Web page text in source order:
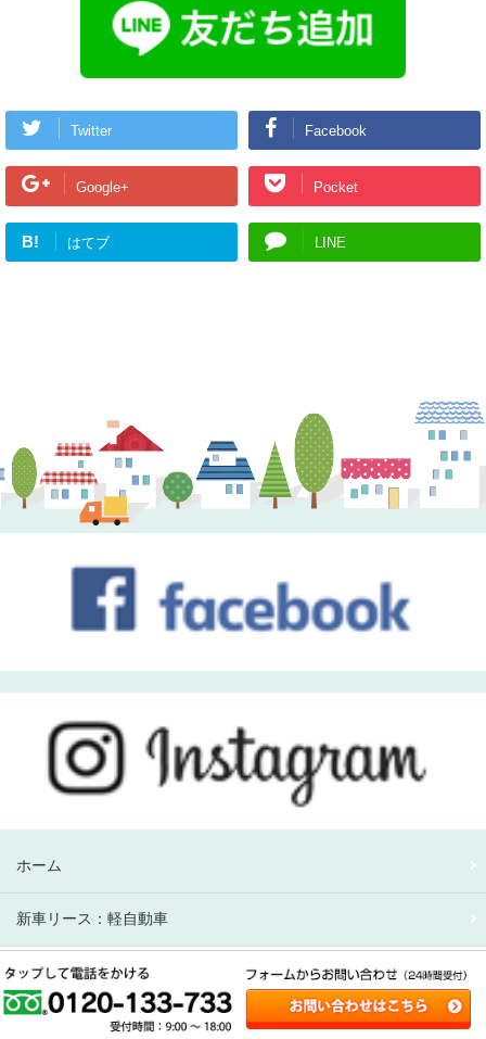
Twitter Facebook
Google+ Pocket
B! はてブ LINE
ホーム
新車リース：軽自動車
新車リース：アルファード